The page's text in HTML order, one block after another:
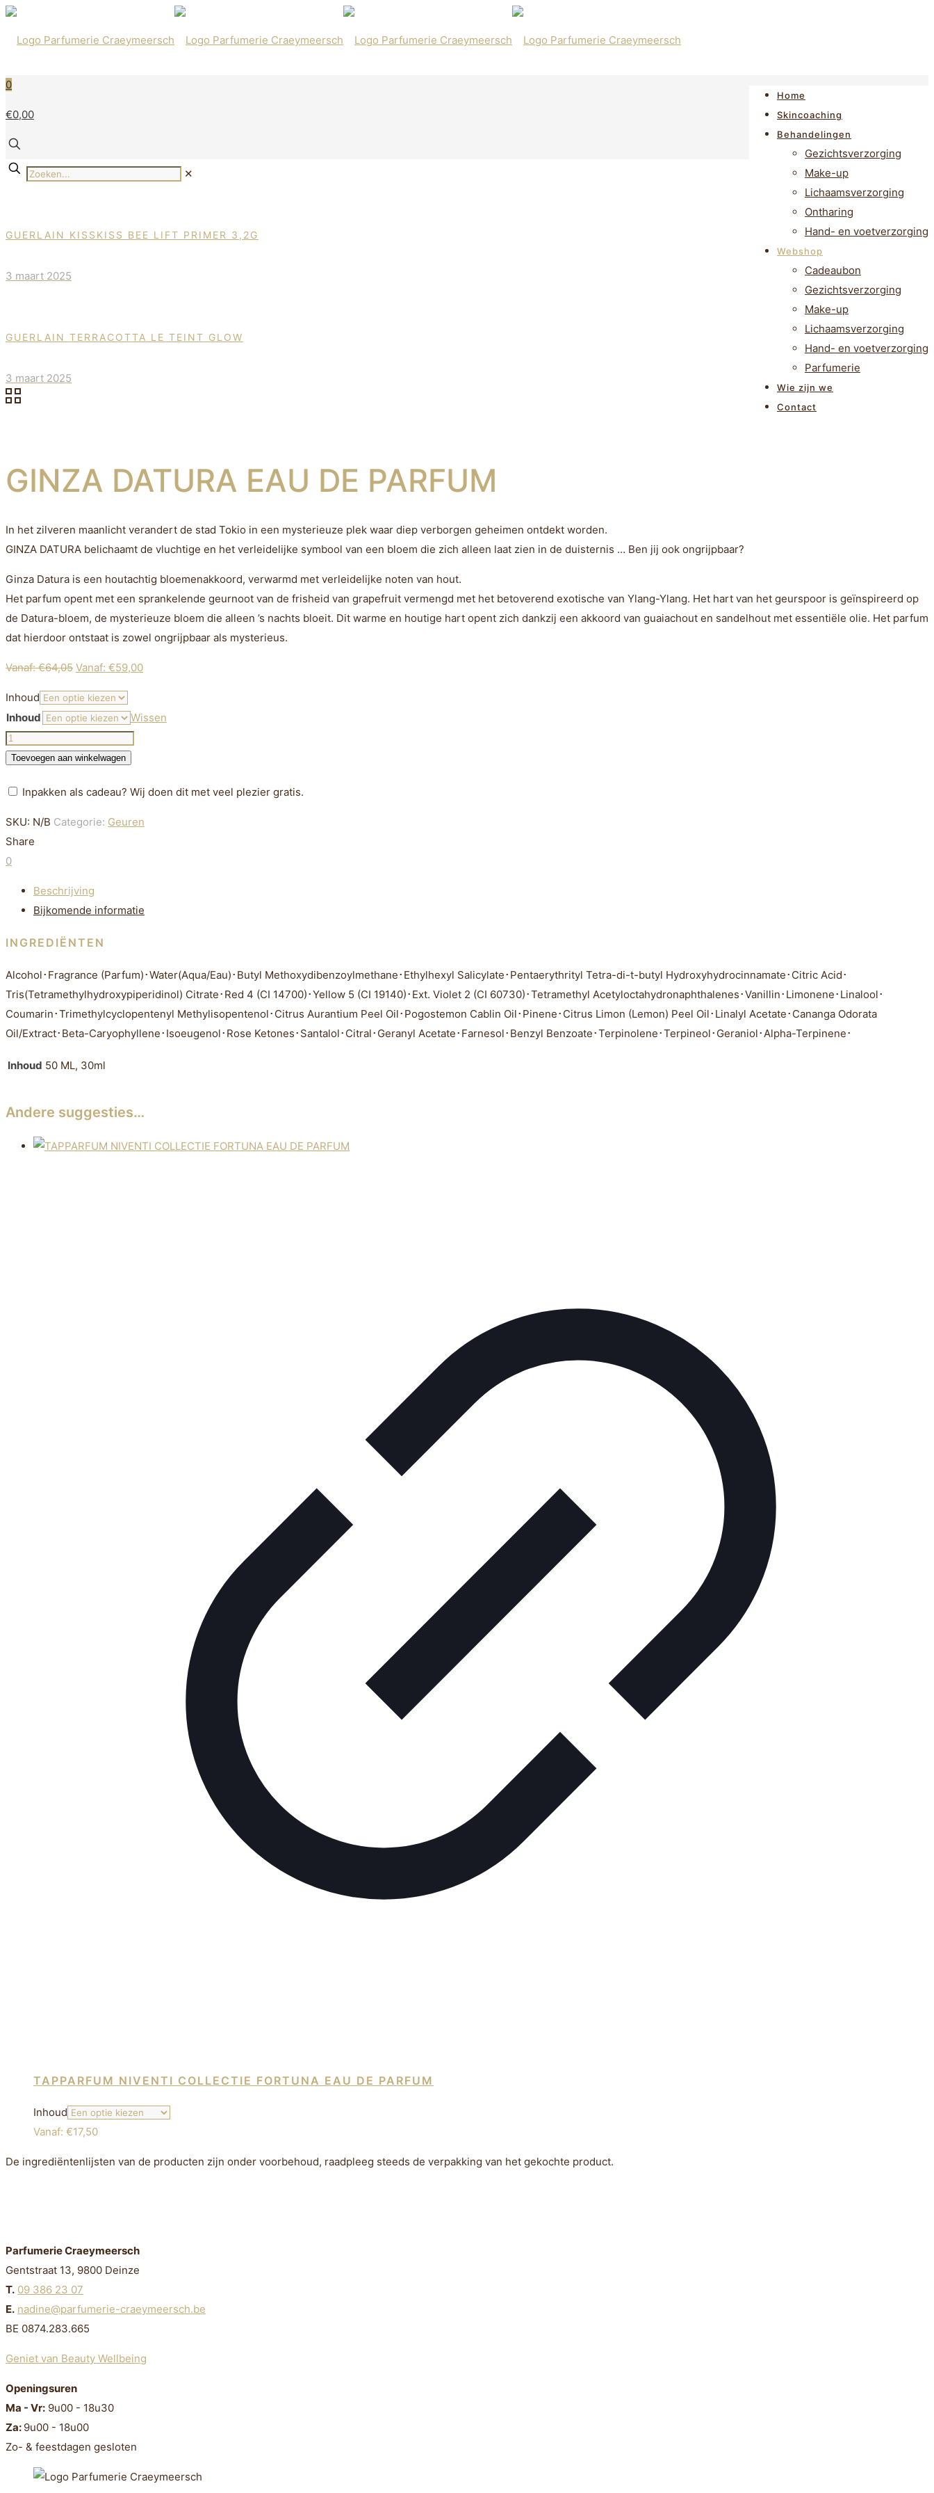
Home
Skincoaching
Behandelingen
Gezichtsverzorging
Make-up
Lichaamsverzorging
Ontharing
Hand- en voetverzorging
Webshop
Cadeaubon
Gezichtsverzorging
Make-up
Lichaamsverzorging
Hand- en voetverzorging
Parfumerie
Wie zijn we
Contact
0
€0,00
✕
GUERLAIN KISSKISS BEE LIFT PRIMER 3,2G
3 maart 2025
GUERLAIN TERRACOTTA LE TEINT GLOW
3 maart 2025
GINZA DATURA EAU DE PARFUM
In het zilveren maanlicht verandert de stad Tokio in een mysterieuze plek waar diep verborgen geheimen ontdekt worden.
GINZA DATURA belichaamt de vluchtige en het verleidelijke symbool van een bloem die zich alleen laat zien in de duisternis … Ben jij ook ongrijpbaar?
Ginza Datura is een houtachtig bloemenakkoord, verwarmd met verleidelijke noten van hout.
Het parfum opent met een sprankelende geurnoot van de frisheid van grapefruit vermengd met het betoverend exotische van Ylang-Ylang. Het hart van het geurspoor is geïnspireerd op
de Datura-bloem, de mysterieuze bloem die alleen ’s nachts bloeit. Dit warme en houtige hart opent zich dankzij een akkoord van guaiachout en sandelhout met essentiële olie. Het parfum
dat hierdoor ontstaat is zowel ongrijpbaar als mysterieus.
Vanaf:€64,05 Vanaf: €59,00
Inhoud
Inhoud
Wissen
GINZA
DATURA
DE
PARFUM
Toevoegen aan winkelwagen
Inpakken als cadeau? Wij doen dit met veel plezier gratis.
SKU: N/B Categorie: Geuren
Share
0
Beschrijving
Bijkomende informatie
INGREDIËNTEN
Alcohol･Fragrance (Parfum)･Water(Aqua/Eau)･Butyl Methoxydibenzoylmethane･Ethylhexyl Salicylate･Pentaerythrityl Tetra-di-t-butyl Hydroxyhydrocinnamate･Citric Acid･
Tris(Tetramethylhydroxypiperidinol) Citrate･Red 4 (CI 14700)･Yellow 5 (CI 19140)･Ext. Violet 2 (CI 60730)･Tetramethyl Acetyloctahydronaphthalenes･Vanillin･Limonene･Linalool･
Coumarin･Trimethylcyclopentenyl Methylisopentenol･Citrus Aurantium Peel Oil･Pogostemon Cablin Oil･Pinene･Citrus Limon (Lemon) Peel Oil･Linalyl Acetate･Cananga Odorata
Oil/Extract･Beta-Caryophyllene･Isoeugenol･Rose Ketones･Santalol･Citral･Geranyl Acetate･Farnesol･Benzyl Benzoate･Terpinolene･Terpineol･Geraniol･Alpha-Terpinene･
Inhoud 50 ML, 30ml
Andere suggesties…
TAPPARFUM NIVENTI COLLECTIE FORTUNA EAU DE PARFUM
Inhoud
Vanaf: €17,50
De ingrediëntenlijsten van de producten zijn onder voorbehoud, raadpleeg steeds de verpakking van het gekochte product.
Parfumerie Craeymeersch
Gentstraat 13, 9800 Deinze
T. 09 386 23 07
E. nadine@parfumerie-craeymeersch.be
BE 0874.283.665
Geniet van Beauty Wellbeing
Openingsuren
Ma - Vr: 9u00 - 18u30
Za: 9u00 - 18u00
Zo- & feestdagen gesloten